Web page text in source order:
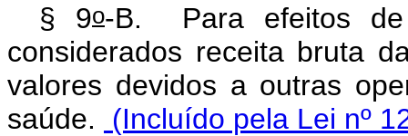
§ 9o-B. Para efeitos
considerados receita bruta
valores devidos a outras
saúde.
(Incluído pela Lei nº